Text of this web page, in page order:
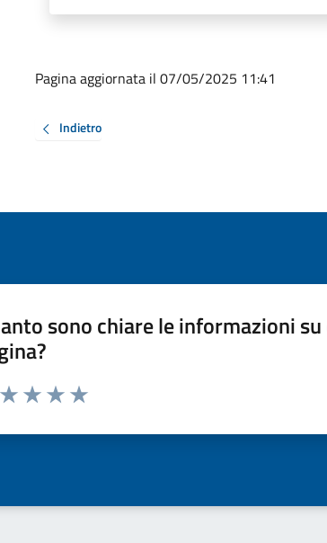
Pagina aggiornata il 07/05/2025 11:41
Indietro
sono chiare le informazioni
da 1 a 5 stelle la pagina